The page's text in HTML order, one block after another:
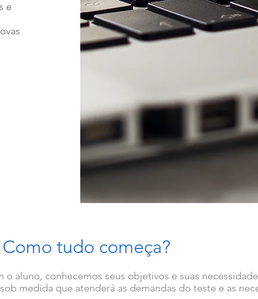
e
Como tudo começa?
o aluno, conhecemos seus objetivos e suas
medida que atenderá as demandas do teste e as